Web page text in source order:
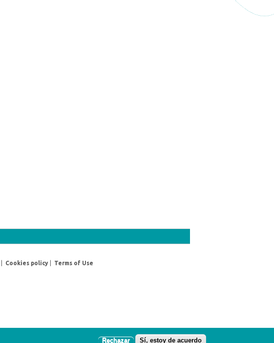
Cookies policy Terms of Use
Rechazar Sí, estoy de acuerdo